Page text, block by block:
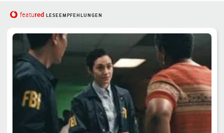
featured LESEEMPFEHLUNGEN